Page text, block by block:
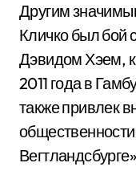
Другим
Кличко был бой
Дэвидом Хэем,
2011 года в
также привлек